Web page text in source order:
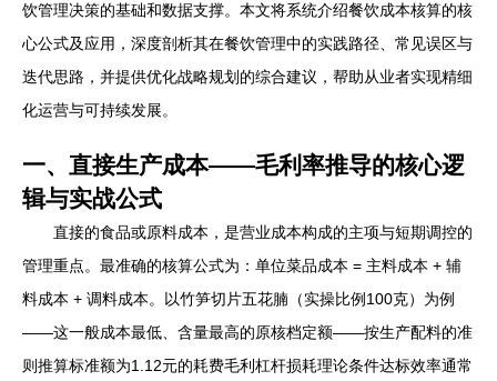
饮管理决策的基础和数据支撑。本文将系统介绍餐饮成本核算的核
心公式及应用，深度剖析其在餐饮管理中的实践路径、常见误区与
迭代思路，并提供优化战略规划的综合建议，帮助从业者实现精细
化运营与可持续发展。
一、直接生产成本——毛利率推导的核心逻
辑与实战公式
直接的食品或原料成本，是营业成本构成的主项与短期调控的
管理重点。最准确的核算公式为：单位菜品成本 = 主料成本 + 辅
料成本 + 调料成本。以竹笋切片五花腩（实操比例100克）为例
——这一般成本最低、含量最高的原核档定额——按生产配料的准
则推算标准额为1.12元的耗费毛利杠杆损耗理论条件达标效率通常